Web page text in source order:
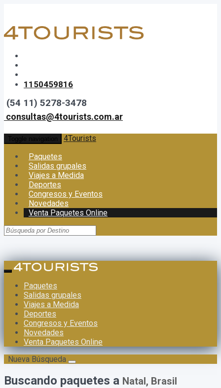
1150459816
(54 11) 5278-3478
consultas@4tourists.com.ar
Toggle navigation
4Tourists
Paquetes
Salidas grupales
Viajes a Medida
Deportes
Congresos y Eventos
Novedades
Venta Paquetes Online
Paquetes
Salidas grupales
Viajes a Medida
Deportes
Congresos y Eventos
Novedades
Venta Paquetes Online
Nueva Búsqueda
Buscando paquetes a Natal, Brasil